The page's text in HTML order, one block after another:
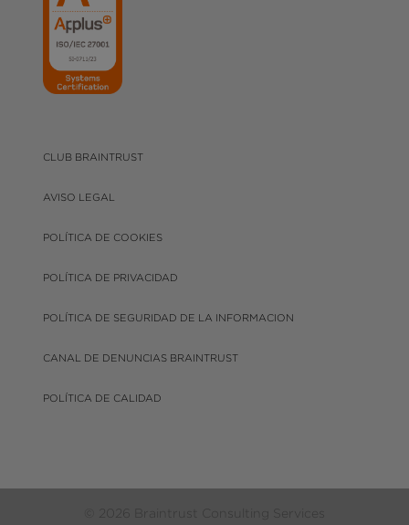
CLUB BRAINTRUST
AVISO LEGAL
POLÍTICA DE COOKIES
POLÍTICA DE PRIVACIDAD
POLÍTICA DE SEGURIDAD DE LA INFORMACION
CANAL DE DENUNCIAS BRAINTRUST
POLÍTICA DE CALIDAD
© 2026 Braintrust Consulting Services